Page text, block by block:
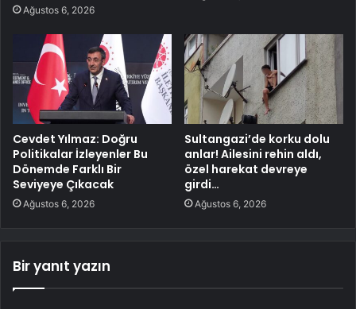
Ağustos 6, 2026
Cevdet Yılmaz: Doğru
Politikalar İzleyenler Bu
Dönemde Farklı Bir
Seviyeye Çıkacak
Ağustos 6, 2026
Sultangazi’de korku dolu
anlar! Ailesini rehin aldı,
özel harekat devreye
girdi…
Ağustos 6, 2026
Bir yanıt yazın